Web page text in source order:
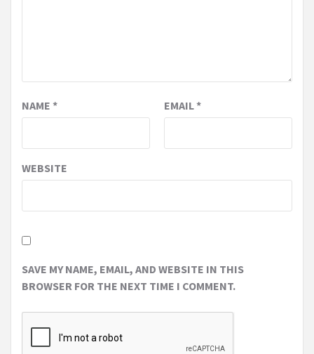
NAME * EMAIL*
WEBSITE
SAVE MY NAME, EMAIL, AND WEBSITE IN THIS
BROWSER FOR THE NEXT TIME I COMMENT.